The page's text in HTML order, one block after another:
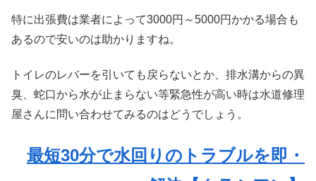
特に出張費は業者によって3000円～5000円かかる場合も
あるので安いのは助かりますね。
トイレのレバーを引いても戻らないとか、排水溝からの異
臭、蛇口から水が止まらない等緊急性が高い時は水道修理
屋さんに問い合わせてみるのはどうでしょう。
最短30分で水回りのトラブルを即・